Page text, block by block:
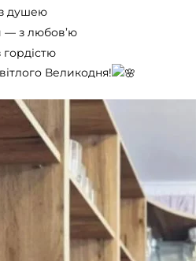
душею
з любов’ю
Великодня!